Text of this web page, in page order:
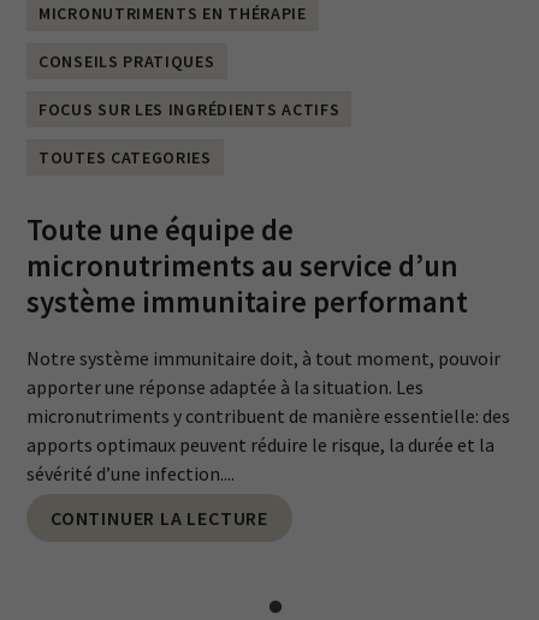
MICRONUTRIMENTS EN THÉRAPIE
CONSEILS PRATIQUES
FOCUS SUR LES INGRÉDIENTS ACTIFS
TOUTES CATEGORIES
Toute une équipe de
micronutriments au service d’un
système immunitaire performant
Notre système immunitaire doit, à tout moment, pouvoir
apporter une réponse adaptée à la situation. Les
micronutriments y contribuent de manière essentielle: des
apports optimaux peuvent réduire le risque, la durée et la
sévérité d’une infection....
CONTINUER LA LECTURE